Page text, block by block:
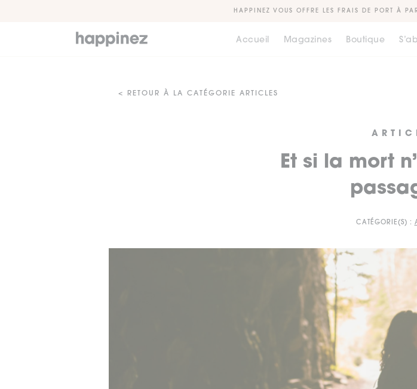
HAPPINEZ VOUS OFFRE LES FRAIS DE PORT À
Accueil Magazines Boutique
< RETOUR À LA CATÉGORIE ARTICLES
Et si la mort
CATÉGORIE(S) :